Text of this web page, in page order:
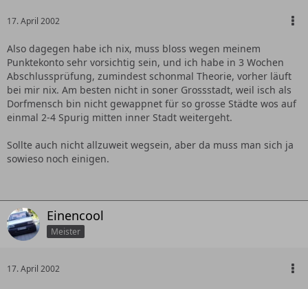
17. April 2002
Also dagegen habe ich nix, muss bloss wegen meinem
Punktekonto sehr vorsichtig sein, und ich habe in 3 Wochen
Abschlussprüfung, zumindest schonmal Theorie, vorher läuft
bei mir nix. Am besten nicht in soner Grossstadt, weil isch als
Dorfmensch bin nicht gewappnet für so grosse Städte wos auf
einmal 2-4 Spurig mitten inner Stadt weitergeht.
Sollte auch nicht allzuweit wegsein, aber da muss man sich ja
sowieso noch einigen.
Einencool
Meister
17. April 2002